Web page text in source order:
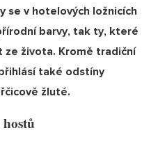
se v hotelových ložnicích
barvy, tak ty, které
života. Kromě tradiční
také odstíny
žluté.